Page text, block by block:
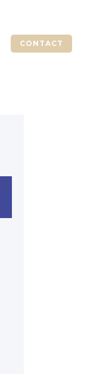
CONTACT